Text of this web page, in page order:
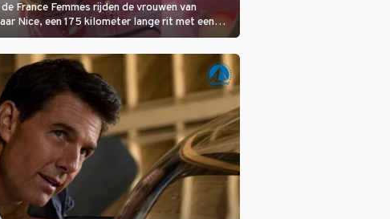
France Femmes rijden de vrouwen van
Nice, een 175 kilometer lange rit met een
klim in het midden. Dat is mogelijk niet de
dat is de temperatuur. Het kan in Nice
worden.